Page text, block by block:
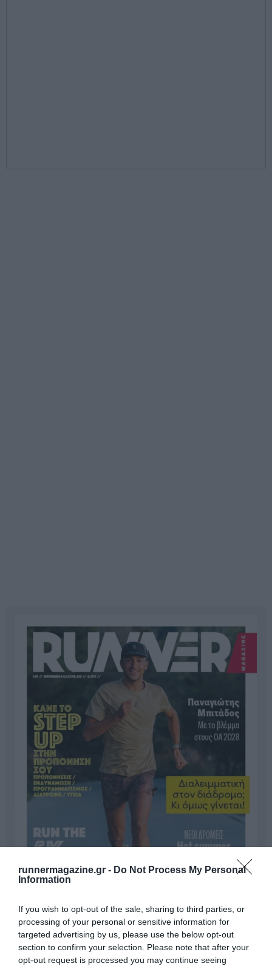
runnermagazine.gr - Do Not Process My Personal
Information
If you wish to opt-out of the sale, sharing to third parties, or
processing of your personal or sensitive information for
targeted advertising by us, please use the below opt-out
section to confirm your selection. Please note that after your
opt-out request is processed you may continue seeing
Γίνε Συνδρομητής